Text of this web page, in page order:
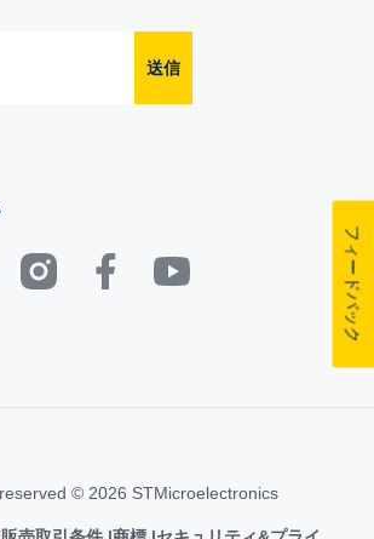
送信
© 2026 STMicroelectronics
フィードバック